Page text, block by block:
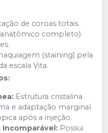
de coroas totais
completo)
(staining) pela
escala Vita.
Estrutura cristalina
e adaptação marginal
após a injeção.
Incomparável: Possui